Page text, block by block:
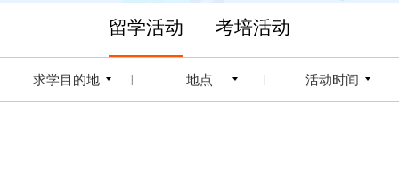
留学活动 考培活动
求学目的地 地点 活动时间